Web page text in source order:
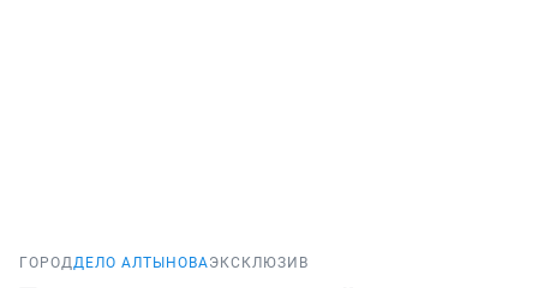
ГОРОДДЕЛО АЛТЫНОВАЭКСКЛЮЗИВ